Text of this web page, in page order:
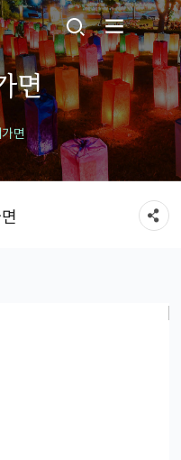
면
면